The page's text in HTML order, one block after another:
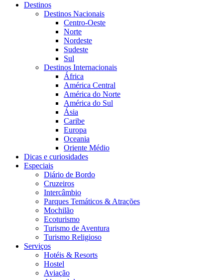
Destinos
Destinos Nacionais
Centro-Oeste
Norte
Nordeste
Sudeste
Sul
Destinos Internacionais
África
América Central
América do Norte
América do Sul
Ásia
Caribe
Europa
Oceania
Oriente Médio
Dicas e curiosidades
Especiais
Diário de Bordo
Cruzeiros
Intercâmbio
Parques Temáticos & Atrações
Mochilão
Ecoturismo
Turismo de Aventura
Turismo Religioso
Serviços
Hotéis & Resorts
Hostel
Aviação